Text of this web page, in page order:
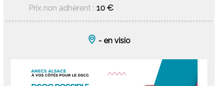
Prix non adhérent :10 €
- en visio